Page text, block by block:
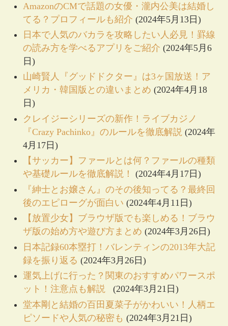
AmazonのCMで話題の女優・瀧内公美は結婚し
てる？プロフィールも紹介 (2024年5月13日)
日本で人気のバカラを攻略したい人必見！罫線
の読み方を学べるアプリをご紹介 (2024年5月6
日)
山崎賢人『グッドドクター』は3ヶ国放送！ア
メリカ・韓国版との違いまとめ (2024年4月18
日)
クレイジーシリーズの新作！ライブカジノ
『Crazy Pachinko』のルールを徹底解説 (2024年
4月17日)
【サッカー】ファールとは何？ファールの種類
や基礎ルールを徹底解説！
(2024年4月17日)
『紳士とお嬢さん』のその後知ってる？最終回
後のエピローグが面白い (2024年4月11日)
【放置少女】ブラウザ版でも楽しめる！ブラウ
ザ版の始め方や遊び方まとめ (2024年3月26日)
日本記録60本塁打！バレンティンの2013年大記
録を振り返る (2024年3月26日)
運気上げに行った？関東のおすすめパワースポ
ット！注意点も解説
(2024年3月21日)
堂本剛と結婚の百田夏菜子がかわいい！人柄エ
ピソードや人気の秘密も (2024年3月21日)